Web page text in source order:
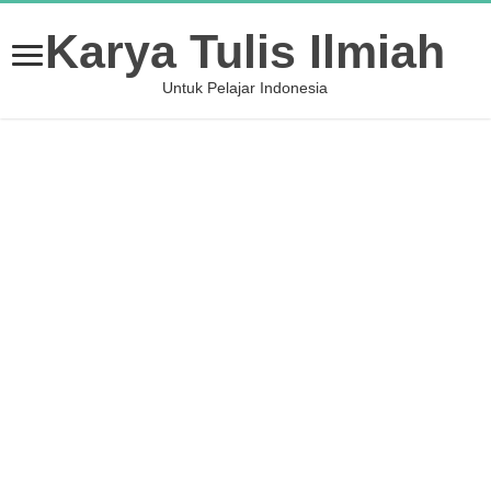
Karya Tulis Ilmiah
Untuk Pelajar Indonesia